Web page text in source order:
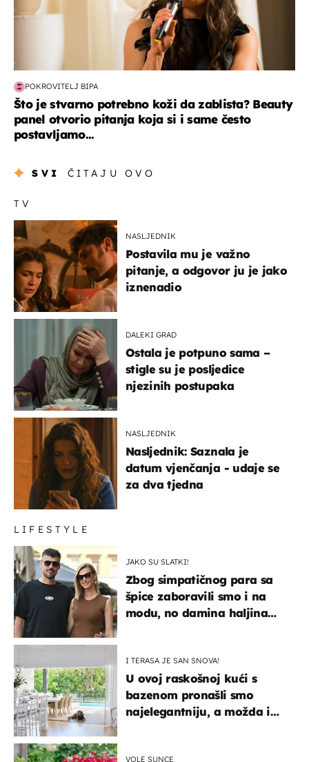
POKROVITELJ BIPA
Što je stvarno potrebno koži da zablista? Beauty
panel otvorio pitanja koja si i same često
postavljamo...
SVI ČITAJU OVO
TV
NASLJEDNIK
Postavila mu je važno
pitanje, a odgovor ju je jako
iznenadio
DALEKI GRAD
Ostala je potpuno sama –
stigle su je posljedice
njezinih postupaka
NASLJEDNIK
Nasljednik: Saznala je
datum vjenčanja - udaje se
za dva tjedna
LIFESTYLE
JAKO SU SLATKI!
Zbog simpatičnog para sa
špice zaboravili smo i na
modu, no damina haljina
I TERASA JE SAN SNOVA!
U ovoj raskošnoj kući s
bazenom pronašli smo
najelegantniju, a možda i
VOLE SUNCE